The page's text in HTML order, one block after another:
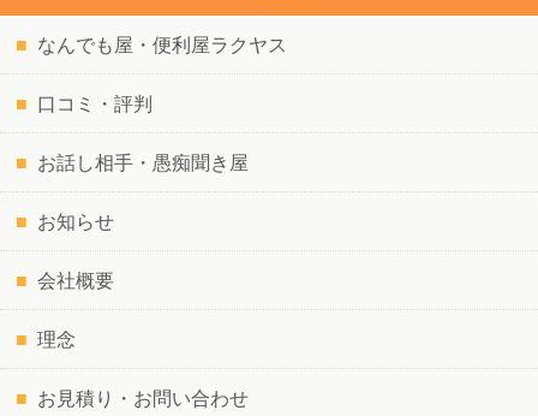
なんでも屋・便利屋ラクヤス
口コミ・評判
お話し相手・愚痴聞き屋
お知らせ
会社概要
理念
お見積り・お問い合わせ